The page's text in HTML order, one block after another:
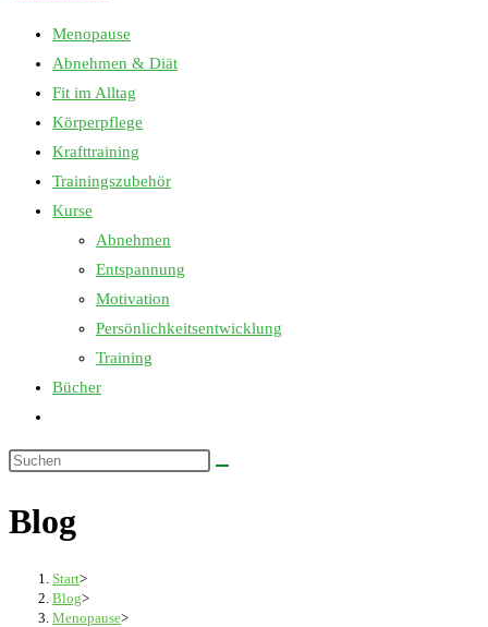
Menopause
Abnehmen & Diät
Fit im Alltag
Körperpflege
Krafttraining
Trainingszubehör
Kurse
Abnehmen
Entspannung
Motivation
Persönlichkeitsentwicklung
Training
Bücher
umschalten
Diese
durchsuchen
Blog
Start>
Blog>
Menopause>